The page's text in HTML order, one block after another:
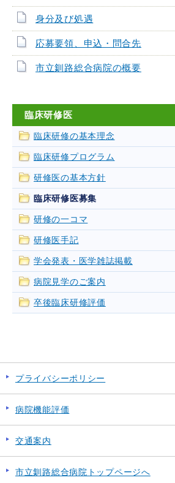
身分及び処遇
応募要領、申込・問合先
市立釧路総合病院の概要
臨床研修医
臨床研修の基本理念
臨床研修プログラム
研修医の基本方針
臨床研修医募集
研修の一コマ
研修医手記
学会発表・医学雑誌掲載
病院見学のご案内
卒後臨床研修評価
プライバシーポリシー
病院機能評価
交通案内
市立釧路総合病院トップページへ